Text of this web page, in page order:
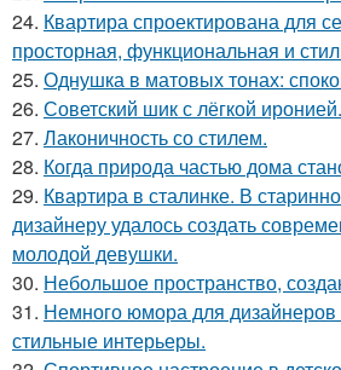
24. Квартира спроектирована для
просторная, функциональная и
25. Однушка в матовых тонах:
26. Советский шик с лёгкой иронией.
27. Лаконичность со стилем.
28. Когда природа частью дома
29. Квартира в сталинке. В
дизайнеру удалось создать
молодой девушки.
30. Небольшое пространство,
31. Немного юмора для дизайнеров
стильные интерьеры.